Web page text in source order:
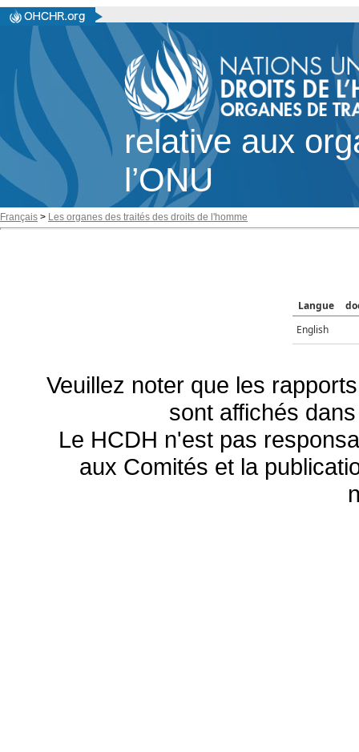
relative aux
l’ONU
Français > Les organes des traités des droits de l'homme
Langue
English
Veuillez noter que les
sont affichés
Le HCDH n'est pas
aux Comités et la